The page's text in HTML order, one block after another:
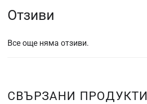
Отзиви
Все още няма отзиви.
СВЪРЗАНИ ПРОДУКТИ